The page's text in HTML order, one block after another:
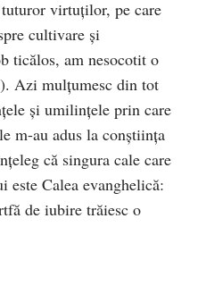
virtuţilor, pe care
cultivare şi
ticălos, am nesocotit o
Azi mulţumesc din tot
şi umilinţele prin care
m-au adus la conştiinţa
că singura cale care
este Calea evanghelică:
de iubire trăiesc o